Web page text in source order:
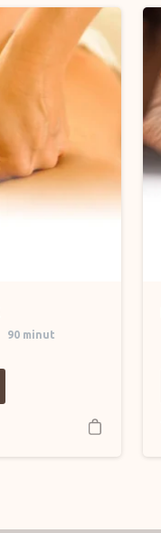
90 minut